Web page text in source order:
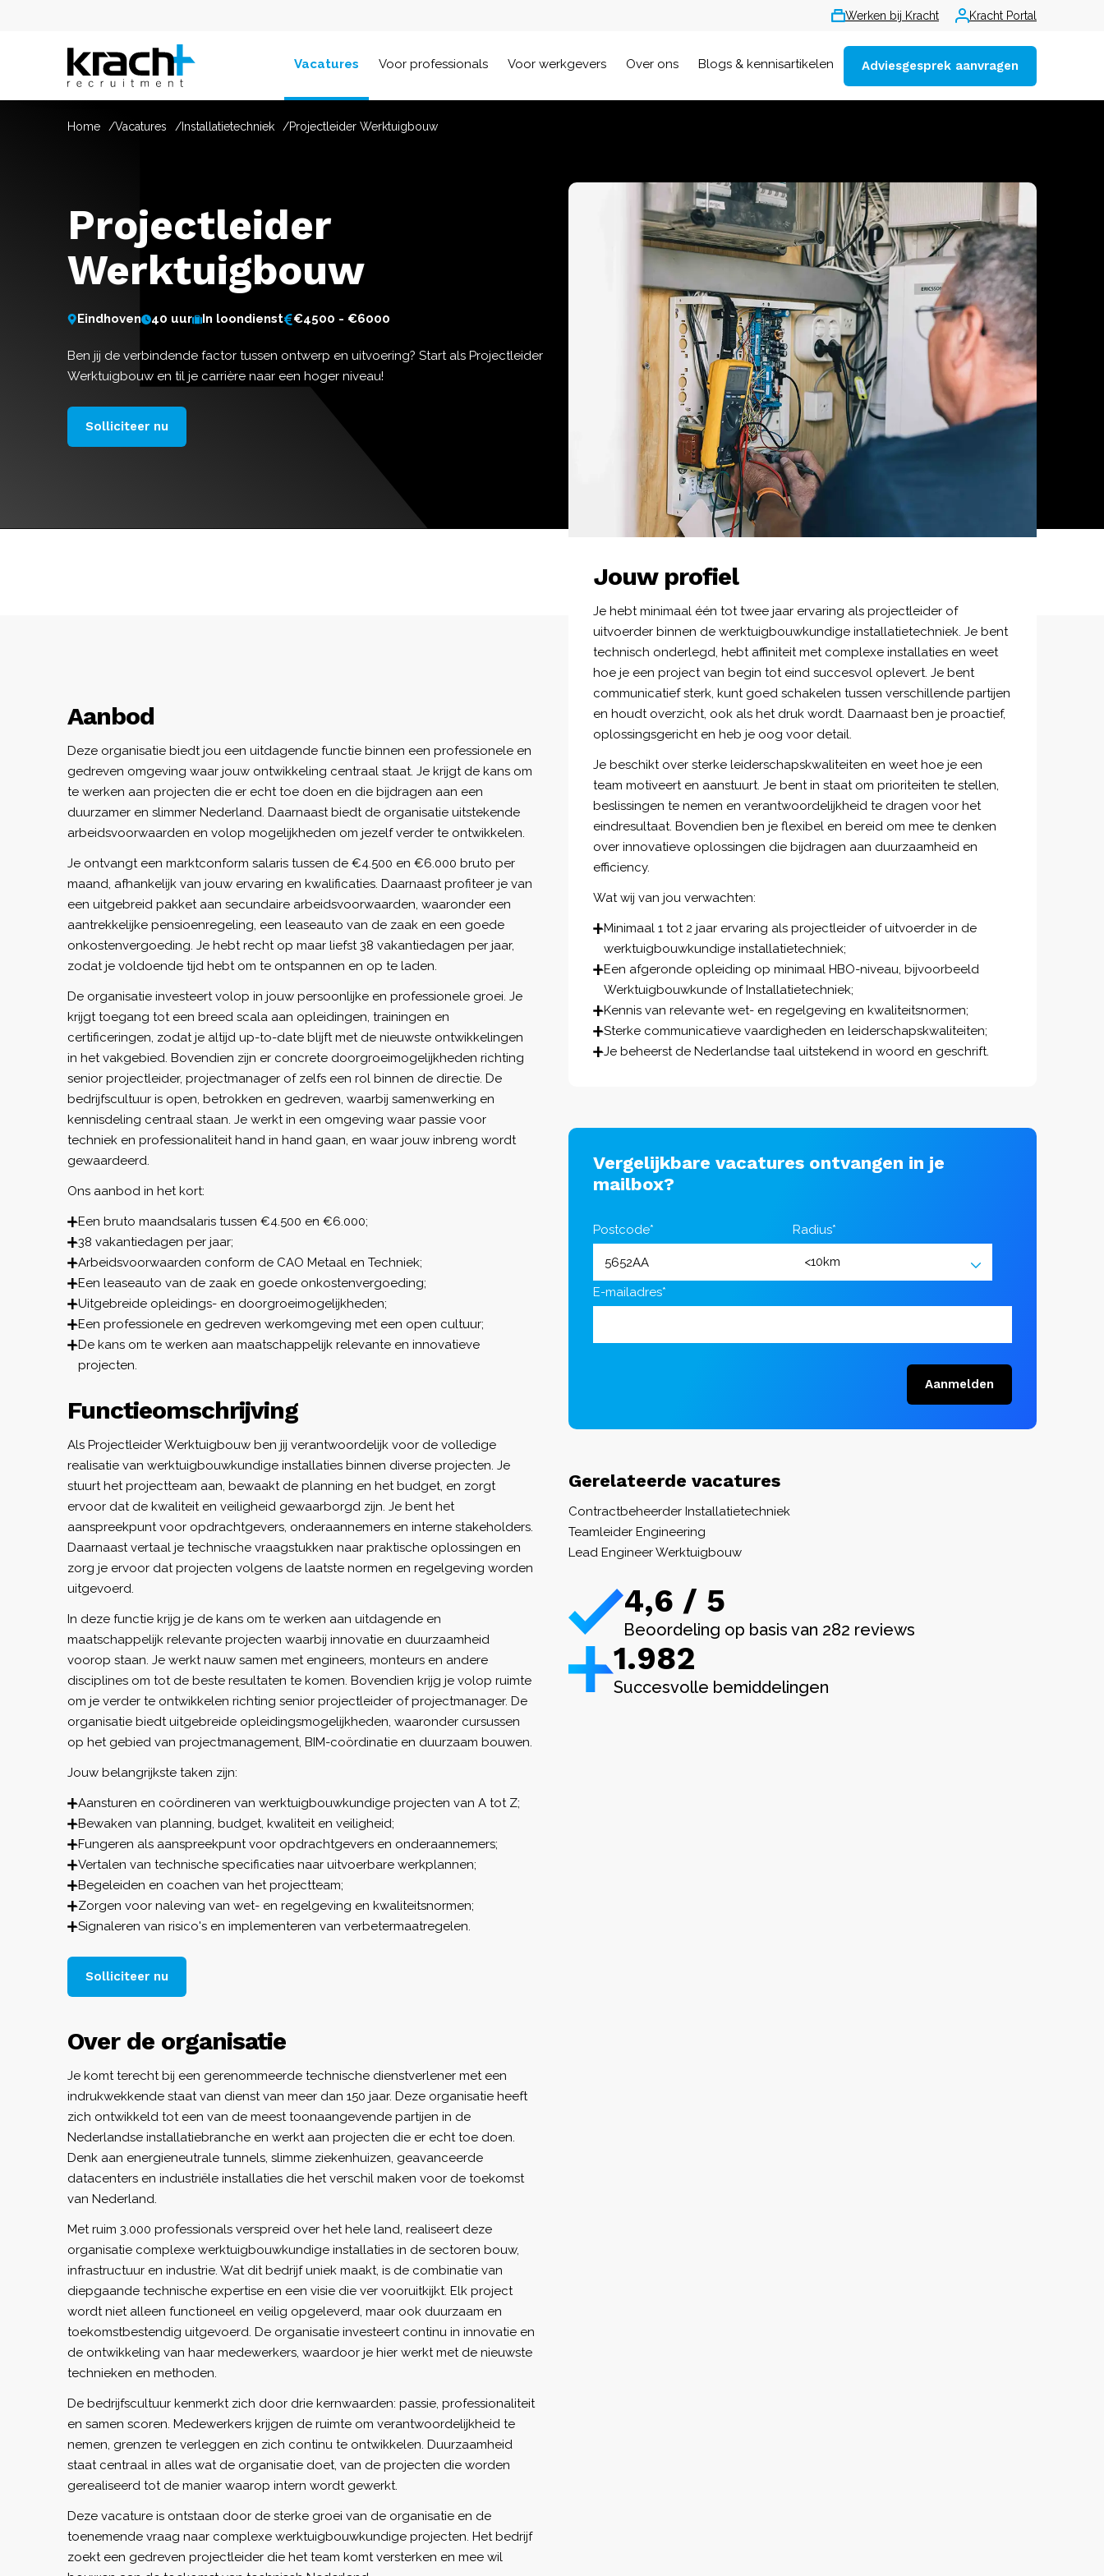
Werken bij Kracht Kracht Portal
Vacatures Voor professionals Voor werkgevers Over ons Blogs & kennisartikelen Adviesgesprek aanvragen
Home Vacatures Installatietechniek Projectleider Werktuigbouw
Projectleider
Werktuigbouw
Eindhoven 40 uur In loondienst €4500 - €6000
Ben jij de verbindende factor tussen ontwerp en uitvoering? Start als Projectleider
Werktuigbouw en til je carrière naar een hoger niveau!
Solliciteer nu
Aanbod
Deze organisatie biedt jou een uitdagende functie binnen een professionele en
gedreven omgeving waar jouw ontwikkeling centraal staat. Je krijgt de kans om
te werken aan projecten die er echt toe doen en die bijdragen aan een
duurzamer en slimmer Nederland. Daarnaast biedt de organisatie uitstekende
arbeidsvoorwaarden en volop mogelijkheden om jezelf verder te ontwikkelen.
Je ontvangt een marktconform salaris tussen de €4.500 en €6.000 bruto per
maand, afhankelijk van jouw ervaring en kwalificaties. Daarnaast profiteer je van
een uitgebreid pakket aan secundaire arbeidsvoorwaarden, waaronder een
aantrekkelijke pensioenregeling, een leaseauto van de zaak en een goede
onkostenvergoeding. Je hebt recht op maar liefst 38 vakantiedagen per jaar,
zodat je voldoende tijd hebt om te ontspannen en op te laden.
De organisatie investeert volop in jouw persoonlijke en professionele groei. Je
krijgt toegang tot een breed scala aan opleidingen, trainingen en
certificeringen, zodat je altijd up-to-date blijft met de nieuwste ontwikkelingen
in het vakgebied. Bovendien zijn er concrete doorgroeimogelijkheden richting
senior projectleider, projectmanager of zelfs een rol binnen de directie. De
bedrijfscultuur is open, betrokken en gedreven, waarbij samenwerking en
kennisdeling centraal staan. Je werkt in een omgeving waar passie voor
techniek en professionaliteit hand in hand gaan, en waar jouw inbreng wordt
gewaardeerd.
Ons aanbod in het kort:
Een bruto maandsalaris tussen €4.500 en €6.000;
38 vakantiedagen per jaar;
Arbeidsvoorwaarden conform de CAO Metaal en Techniek;
Een leaseauto van de zaak en goede onkostenvergoeding;
Uitgebreide opleidings- en doorgroeimogelijkheden;
Een professionele en gedreven werkomgeving met een open cultuur;
De kans om te werken aan maatschappelijk relevante en innovatieve
projecten.
Functieomschrijving
Als Projectleider Werktuigbouw ben jij verantwoordelijk voor de volledige
realisatie van werktuigbouwkundige installaties binnen diverse projecten. Je
stuurt het projectteam aan, bewaakt de planning en het budget, en zorgt
ervoor dat de kwaliteit en veiligheid gewaarborgd zijn. Je bent het
aanspreekpunt voor opdrachtgevers, onderaannemers en interne stakeholders.
Daarnaast vertaal je technische vraagstukken naar praktische oplossingen en
zorg je ervoor dat projecten volgens de laatste normen en regelgeving worden
uitgevoerd.
In deze functie krijg je de kans om te werken aan uitdagende en
maatschappelijk relevante projecten waarbij innovatie en duurzaamheid
voorop staan. Je werkt nauw samen met engineers, monteurs en andere
disciplines om tot de beste resultaten te komen. Bovendien krijg je volop ruimte
om je verder te ontwikkelen richting senior projectleider of projectmanager. De
organisatie biedt uitgebreide opleidingsmogelijkheden, waaronder cursussen
op het gebied van projectmanagement, BIM-coördinatie en duurzaam bouwen.
Jouw belangrijkste taken zijn:
Aansturen en coördineren van werktuigbouwkundige projecten van A tot Z;
Bewaken van planning, budget, kwaliteit en veiligheid;
Fungeren als aanspreekpunt voor opdrachtgevers en onderaannemers;
Vertalen van technische specificaties naar uitvoerbare werkplannen;
Begeleiden en coachen van het projectteam;
Zorgen voor naleving van wet- en regelgeving en kwaliteitsnormen;
Signaleren van risico's en implementeren van verbetermaatregelen.
Solliciteer nu
Over de organisatie
Je komt terecht bij een gerenommeerde technische dienstverlener met een
indrukwekkende staat van dienst van meer dan 150 jaar. Deze organisatie heeft
zich ontwikkeld tot een van de meest toonaangevende partijen in de
Nederlandse installatiebranche en werkt aan projecten die er echt toe doen.
Denk aan energieneutrale tunnels, slimme ziekenhuizen, geavanceerde
datacenters en industriële installaties die het verschil maken voor de toekomst
van Nederland.
Met ruim 3.000 professionals verspreid over het hele land, realiseert deze
organisatie complexe werktuigbouwkundige installaties in de sectoren bouw,
infrastructuur en industrie. Wat dit bedrijf uniek maakt, is de combinatie van
diepgaande technische expertise en een visie die ver vooruitkijkt. Elk project
wordt niet alleen functioneel en veilig opgeleverd, maar ook duurzaam en
toekomstbestendig uitgevoerd. De organisatie investeert continu in innovatie en
de ontwikkeling van haar medewerkers, waardoor je hier werkt met de nieuwste
technieken en methoden.
De bedrijfscultuur kenmerkt zich door drie kernwaarden: passie, professionaliteit
en samen scoren. Medewerkers krijgen de ruimte om verantwoordelijkheid te
nemen, grenzen te verleggen en zich continu te ontwikkelen. Duurzaamheid
staat centraal in alles wat de organisatie doet, van de projecten die worden
gerealiseerd tot de manier waarop intern wordt gewerkt.
Deze vacature is ontstaan door de sterke groei van de organisatie en de
toenemende vraag naar complexe werktuigbouwkundige projecten. Het bedrijf
zoekt een gedreven projectleider die het team komt versterken en mee wil
Jouw profiel
Je hebt minimaal één tot twee jaar ervaring als projectleider of
uitvoerder binnen de werktuigbouwkundige installatietechniek. Je bent
technisch onderlegd, hebt affiniteit met complexe installaties en weet
hoe je een project van begin tot eind succesvol oplevert. Je bent
communicatief sterk, kunt goed schakelen tussen verschillende partijen
en houdt overzicht, ook als het druk wordt. Daarnaast ben je proactief,
oplossingsgericht en heb je oog voor detail.
Je beschikt over sterke leiderschapskwaliteiten en weet hoe je een
team motiveert en aanstuurt. Je bent in staat om prioriteiten te stellen,
beslissingen te nemen en verantwoordelijkheid te dragen voor het
eindresultaat. Bovendien ben je flexibel en bereid om mee te denken
over innovatieve oplossingen die bijdragen aan duurzaamheid en
efficiency.
Wat wij van jou verwachten:
Minimaal 1 tot 2 jaar ervaring als projectleider of uitvoerder in de
werktuigbouwkundige installatietechniek;
Een afgeronde opleiding op minimaal HBO-niveau, bijvoorbeeld
Werktuigbouwkunde of Installatietechniek;
Kennis van relevante wet- en regelgeving en kwaliteitsnormen;
Sterke communicatieve vaardigheden en leiderschapskwaliteiten;
Je beheerst de Nederlandse taal uitstekend in woord en geschrift.
Vergelijkbare vacatures ontvangen in je
mailbox?
Postcode* Radius*
E-mailadres*
Aanmelden
Gerelateerde vacatures
Contractbeheerder Installatietechniek
Teamleider Engineering
Lead Engineer Werktuigbouw
4,6 / 5
Beoordeling op basis van 282 reviews
1.982
Succesvolle bemiddelingen